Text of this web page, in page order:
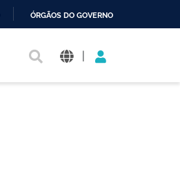
ÓRGÃOS DO GOVERNO
|